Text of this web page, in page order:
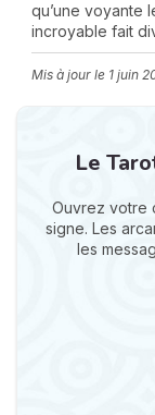
qu’une voyante
incroyable fait
Mis à jour le 1 juin
Le
Ouvrez votre
signe. Les
les